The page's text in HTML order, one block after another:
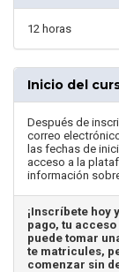
12 horas
Inicio del
Después de
correo
las fechas de
acceso a la
información
¡Inscríbete hoy
pago, tu
puede tomar
te matricules,
comenzar sin